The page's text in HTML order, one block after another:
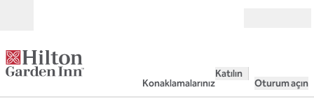
Konaklamalarınız
Katılın
Oturum açın